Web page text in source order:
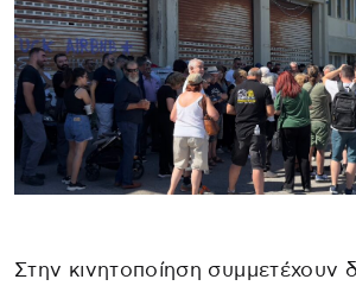
Στην κινητοποίηση συμμετέχουν